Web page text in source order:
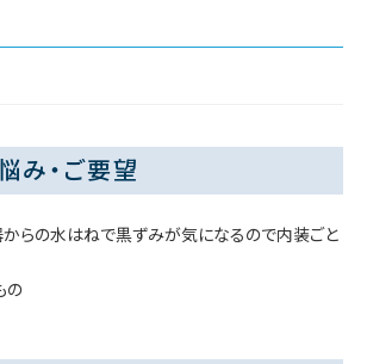
み・ご要望
からの水はねで黒ずみが気になるので内装ごと
の